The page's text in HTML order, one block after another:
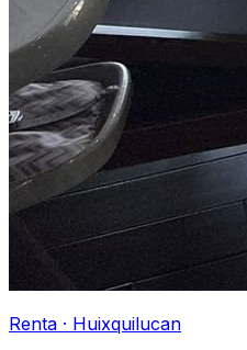
Renta · Huixquilucan